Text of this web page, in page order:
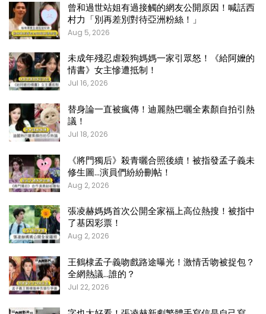
曾和過世站姐有過接觸的網友公開原因！喊話西
村力「別再差別對待亞洲粉絲！」
Aug 5, 2026
未成年殘忍虐殺狗媽媽一家引眾怒！《給阿嬤的
情書》女主慘遭抵制！
Jul 16, 2026
替身論一直被瘋傳！迪麗熱巴曬全素顏自拍引熱
議！
Jul 18, 2026
《將門獨后》殺青曬合照後續！被指發孟子義未
修生圖…演員們紛紛刪帖！
Aug 2, 2026
張凌赫媽媽首次公開全家福上高位熱搜！被指中
了基因彩票！
Aug 2, 2026
王鶴棣孟子義吻戲路途曝光！激情舌吻被捉包？
全網熱議…誰的？
Jul 22, 2026